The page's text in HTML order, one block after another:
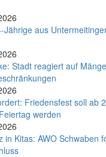
Jährige aus
Stadt reagiert auf
Friedens­fest soll ab
werden
in Kitas: AWO Schwaben